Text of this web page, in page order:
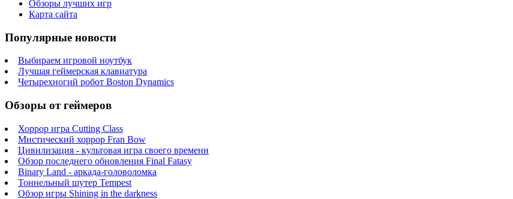
Обзоры лучших игр
Карта сайта
Популярные новости
Выбираем игровой ноутбук
Лучшая геймерская клавиатура
Четырехногий робот Boston Dynamics
Обзоры от геймеров
Хоррор игра Cutting Class
Мистический хоррор Fran Bow
Цивилизация - культовая игра своего времени
Обзор последнего обновления Final Fatasy
Binary Land - аркада-головоломка
Тоннельный шутер Tempest
Обзор игры Shining in the darkness